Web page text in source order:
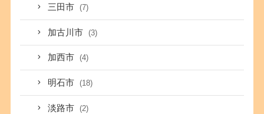
三田市 (7)
加古川市 (3)
加西市 (4)
明石市 (18)
淡路市 (2)